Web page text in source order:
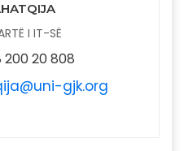
I IT-SË
20 808
gjk.org